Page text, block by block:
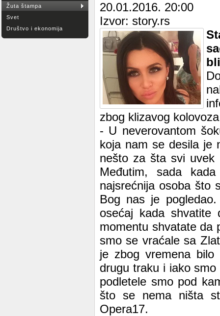
Žuta štampa
Svet
Društvo i ekonomija
20.01.2016. 20:00
Izvor: story.rs
zbog klizavog
- U neverovantom
koja nam se desila je
nešto za šta svi uvek
Međutim, sada
najsrećnija osoba što
Bog nas je
osećaj kada
momentu shvatate da
smo se vraćale sa
je zbog vremena
drugu traku i iako
podletele smo pod
što se nema ništa
Opera17.